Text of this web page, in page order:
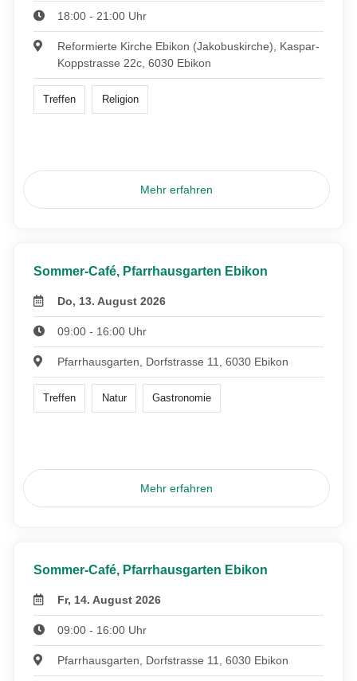
18:00 - 21:00 Uhr
Reformierte Kirche Ebikon (Jakobuskirche), Kaspar-
Koppstrasse 22c, 6030 Ebikon
Treffen Religion
Mehr erfahren
Sommer-Café, Pfarrhausgarten Ebikon
Do, 13. August 2026
09:00 - 16:00 Uhr
Pfarrhausgarten, Dorfstrasse 11, 6030 Ebikon
Treffen Natur Gastronomie
Mehr erfahren
Sommer-Café, Pfarrhausgarten Ebikon
Fr, 14. August 2026
09:00 - 16:00 Uhr
Pfarrhausgarten, Dorfstrasse 11, 6030 Ebikon